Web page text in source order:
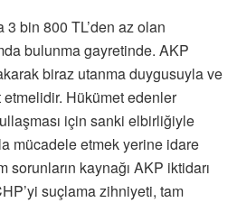
bin 800 TL’den az olan
bulunma gayretinde. AKP
biraz utanma duygusuyla ve
Hükümet edenler
için sanki elbirliğiyle
mücadele etmek yerine idare
sorunların kaynağı AKP iktidarı
suçlama zihniyeti, tam